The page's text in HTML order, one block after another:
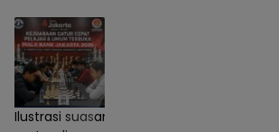
Ilustrasi suasana